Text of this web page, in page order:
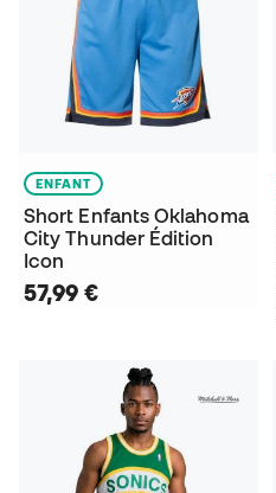
ENFANT
Short Enfants Oklahoma
City Thunder Édition
Icon
57,99 €